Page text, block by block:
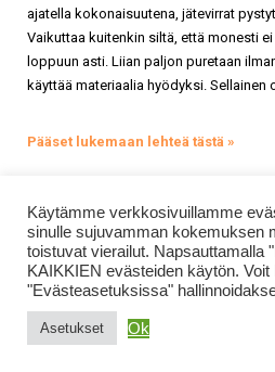
ajatella kokonaisuutena, jätevirrat
Vaikuttaa kuitenkin siltä, että monesti
loppuun asti. Liian paljon puretaan
käyttää materiaalia hyödyksi. Sellainen
Pääset lukemaan lehteä tästä »
Käytämme verkkosivuillamme
sinulle sujuvamman kokemuksen
toistuvat vierailut.
KAIKKIEN evästeiden käytön.
"Evästeasetuksissa"
Asetukset Ok